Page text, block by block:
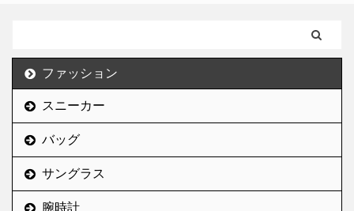
試し履きしたことはあっ
たけど、購入してプライ
ことはなかったから、長
期間履いてみて感じたメ
く。 伝説のプレ値スニー
カー”エアマックス95”と
ファッション
スニーカー
バッグ
サングラス
腕時計